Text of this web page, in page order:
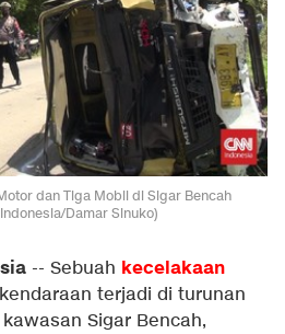
dan Tiga Mobil di Sigar Bencah
Damar Sinuko)
-- Sebuah kecelakaan
terjadi di turunan
Sigar Bencah,